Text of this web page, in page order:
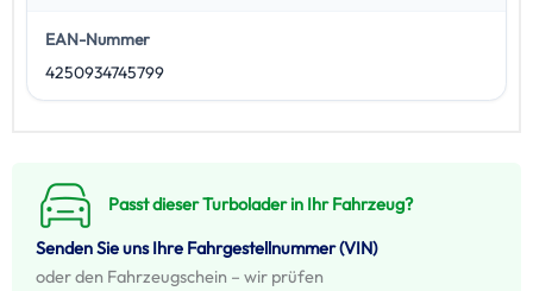
EAN-Nummer
4250934745799
Passt dieser Turbolader in Ihr Fahrzeug?
Senden Sie uns Ihre Fahrgestellnummer (VIN)
oder den Fahrzeugschein – wir prüfen